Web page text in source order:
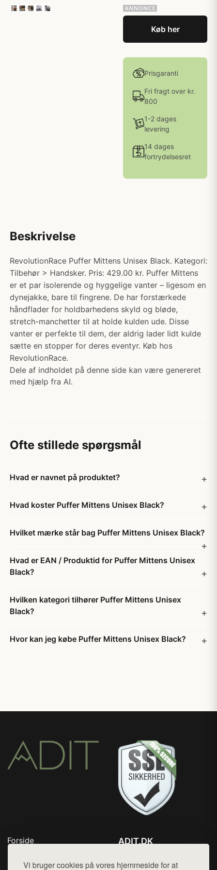
Vi bruger cookies på vores hjemmeside for at
Køb her
Prisgaranti
Fri fragt over kr.
800
1-2 dages
levering
14 dages
fortrydelsesret
Beskrivelse
RevolutionRace Puffer Mittens Unisex Black. Kategori:
Tilbehør > Handsker. Pris: 429.00 kr. Puffer Mittens
er et par isolerende og hyggelige vanter – ligesom en
dynejakke, bare til fingrene. De har forstærkede
håndflader for holdbarhedens skyld og bløde,
stretch-manchetter til at holde kulden ude. Disse
vanter er perfekte til dem, der aldrig lader lidt kulde
sætte en stopper for deres eventyr. Køb hos
RevolutionRace.
Dele af indholdet på denne side kan være genereret
med hjælp fra AI.
Ofte stillede spørgsmål
Hvad er navnet på produktet?
Hvad koster Puffer Mittens Unisex Black?
Hvilket mærke står bag Puffer Mittens Unisex Black?
Hvad er EAN / Produktid for Puffer Mittens Unisex
Black?
Hvilken kategori tilhører Puffer Mittens Unisex
Black?
Hvor kan jeg købe Puffer Mittens Unisex Black?
Forside
Top Rabatter
ADIT.DK